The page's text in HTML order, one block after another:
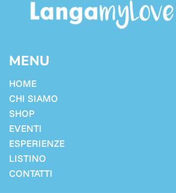
MENU
HOME
CHI SIAMO
SHOP
EVENTI
ESPERIENZE
LISTINO
CONTATTI